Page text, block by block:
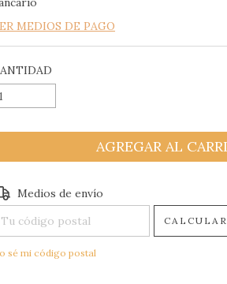
MEDIOS DE PAGO
para el CP:
Medios de envío
CALCULAR
sé mi código postal